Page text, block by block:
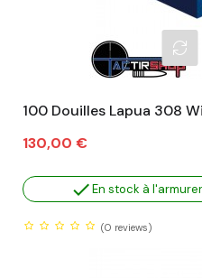
100 Douilles Lapua 308
Prix
130,00 €
En stock à
(0 reviews)